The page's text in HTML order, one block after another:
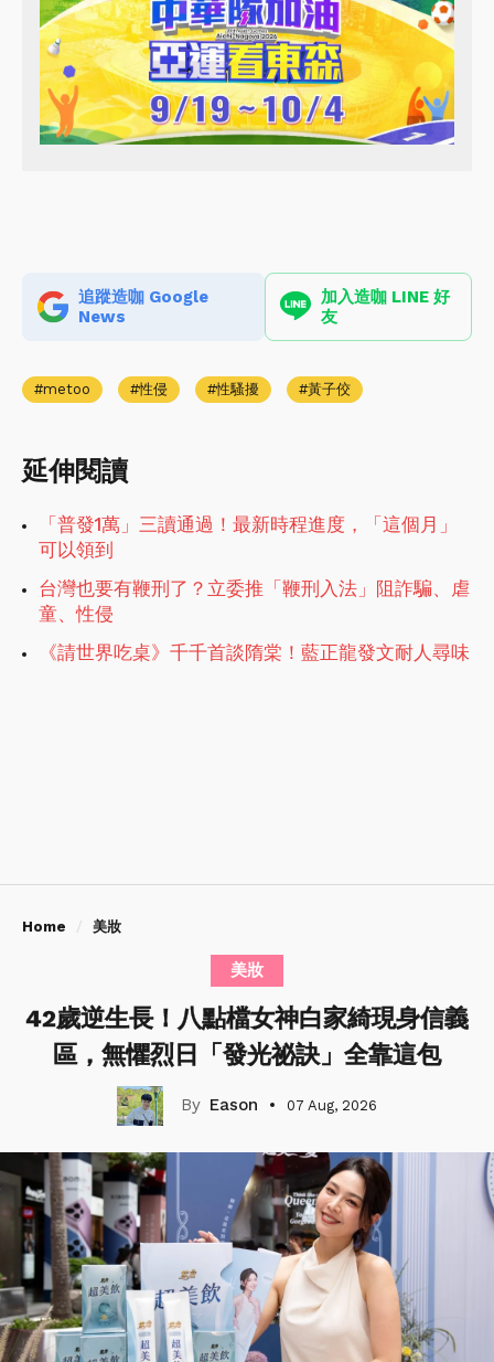
追蹤造咖 Google
News
加入造咖 LINE 好
友
metoo 性侵 性騷擾 黃子佼
延伸閱讀
「普發1萬」三讀通過！最新時程進度，「這個月」
可以領到
台灣也要有鞭刑了？立委推「鞭刑入法」阻詐騙、虐
童、性侵
《請世界吃桌》千千首談隋棠！藍正龍發文耐人尋味
Home 美妝
美妝
42歲逆生長！八點檔女神白家綺現身信義
區，無懼烈日「發光祕訣」全靠這包
Eason 07 Aug, 2026